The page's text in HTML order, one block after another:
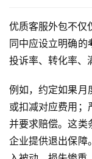
优质客服外包不仅
同中应设立明确的
投诉率、转化率、
例如，约定如果月
或扣减对应费用；
并要求赔偿。这类
企业提供退出保障